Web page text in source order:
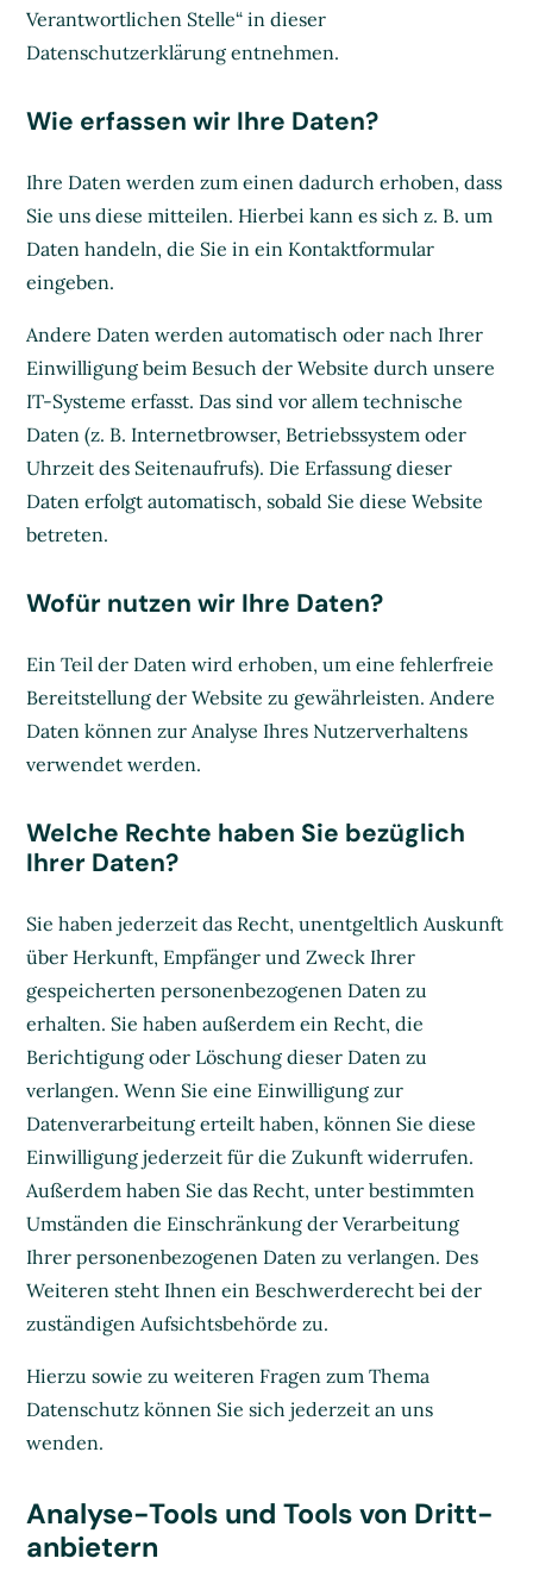
Verantwortlichen Stelle“ in dieser
Datenschutzerklärung entnehmen.
Wie erfassen wir Ihre Daten?
Ihre Daten werden zum einen dadurch erhoben, dass
Sie uns diese mitteilen. Hierbei kann es sich z. B. um
Daten handeln, die Sie in ein Kontaktformular
eingeben.
Andere Daten werden automatisch oder nach Ihrer
Einwilligung beim Besuch der Website durch unsere
IT-Systeme erfasst. Das sind vor allem technische
Daten (z. B. Internetbrowser, Betriebssystem oder
Uhrzeit des Seitenaufrufs). Die Erfassung dieser
Daten erfolgt automatisch, sobald Sie diese Website
betreten.
Wofür nutzen wir Ihre Daten?
Ein Teil der Daten wird erhoben, um eine fehlerfreie
Bereitstellung der Website zu gewährleisten. Andere
Daten können zur Analyse Ihres Nutzerverhaltens
verwendet werden.
Welche Rechte haben Sie bezüglich
Ihrer Daten?
Sie haben jederzeit das Recht, unentgeltlich Auskunft
über Herkunft, Empfänger und Zweck Ihrer
gespeicherten personenbezogenen Daten zu
erhalten. Sie haben außerdem ein Recht, die
Berichtigung oder Löschung dieser Daten zu
verlangen. Wenn Sie eine Einwilligung zur
Datenverarbeitung erteilt haben, können Sie diese
Einwilligung jederzeit für die Zukunft widerrufen.
Außerdem haben Sie das Recht, unter bestimmten
Umständen die Einschränkung der Verarbeitung
Ihrer personenbezogenen Daten zu verlangen. Des
Weiteren steht Ihnen ein Beschwerderecht bei der
zuständigen Aufsichtsbehörde zu.
Hierzu sowie zu weiteren Fragen zum Thema
Datenschutz können Sie sich jederzeit an uns
wenden.
Analyse-Tools und Tools von Dritt­
anbietern